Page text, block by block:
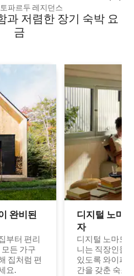
파르두 레지던스
과 저렴한 장기 숙박 요
금
완비된
부터 편리
든 가구
집처럼 편
요.
디지털 노마
자
디지털 노마드
니는 직장인들
있도록 와이파
간을 갖춘 숙소